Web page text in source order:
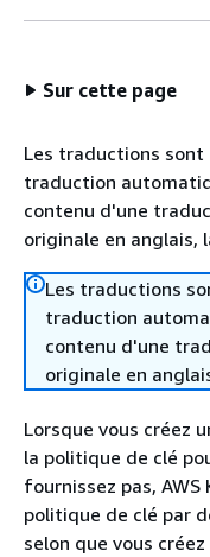
Sur cette page
Les traductions
traduction
contenu d'une
originale en anglais,
Les traductions
traduction
contenu d'une
originale en
Lorsque vous créez
la politique de clé
fournissez pas, AWS
politique de clé par
selon que vous créez